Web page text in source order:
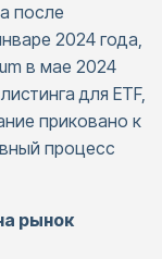
после
2024 года,
в мае 2024
для ETF,
приковано к
процесс
рынок